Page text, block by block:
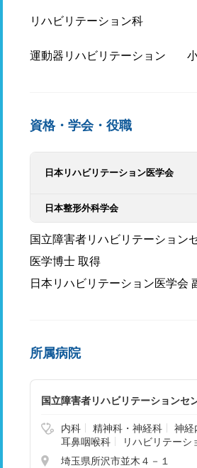
リハビリテーション科
運動器リハビリテーション
資格・学会・役職
日本リハビリテーション医学会
日本整形外科学会
国立障害者リハビリテーション
医学博士 取得
日本リハビリテーション医学会
所属病院
国立障害者リハビリテーションセ
内科 精神科・神経科 神経
耳鼻咽喉科
リハビリテーシ
埼玉県所沢市並木４－１